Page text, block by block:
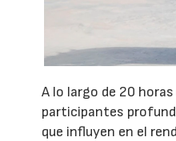
A lo largo de 20
participantes
que influyen en el